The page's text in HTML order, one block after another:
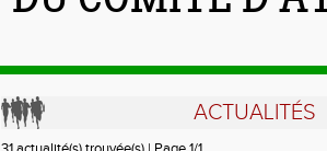
ACTUALITÉS